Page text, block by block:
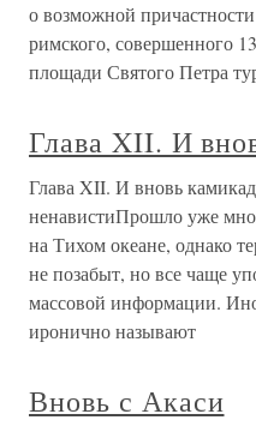
о возможной
римского, совершенного
площади Святого Петра
Глава XII. И
Глава XII. И вновь
ненавистиПрошло уже
на Тихом океане, однако
не позабыт, но все чаще
массовой информации.
иронично называют
Вновь с Акаси